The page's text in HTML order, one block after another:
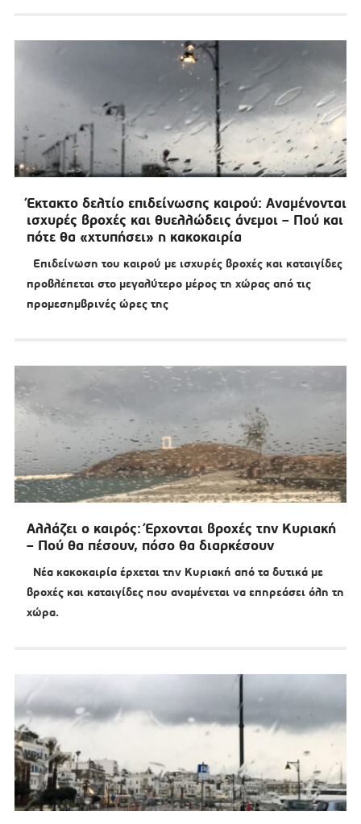
Έκτακτο δελτίο επιδείνωσης καιρού: Αναμένονται
ισχυρές βροχές και θυελλώδεις άνεμοι – Πού και
πότε θα «χτυπήσει» η κακοκαιρία
Επιδείνωση του καιρού με ισχυρές βροχές και καταιγίδες
προβλέπεται στο μεγαλύτερο μέρος τη χώρας από τις
προμεσημβρινές ώρες της
Αλλάζει ο καιρός: Έρχονται βροχές την Κυριακή
– Πού θα πέσουν, πόσο θα διαρκέσουν
Νέα κακοκαιρία έρχεται την Κυριακή από τα δυτικά με
βροχές και καταιγίδες που αναμένεται να επηρεάσει όλη τη
χώρα.